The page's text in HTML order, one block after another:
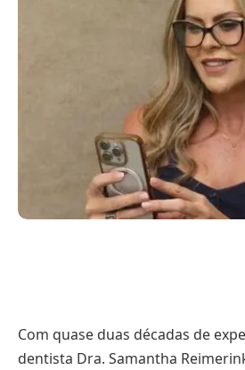
Com quase duas décadas de
dentista Dra. Samantha